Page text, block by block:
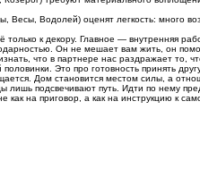
Весы, Водолей) оценят легкость: много
только к декору. Главное — внутренняя
Он не мешает вам жить, он
что в партнере нас раздражает
Это про готовность принять
Дом становится местом силы, а
лишь подсвечивают путь. Идти по нему
как на приговор, а как на инструкцию к